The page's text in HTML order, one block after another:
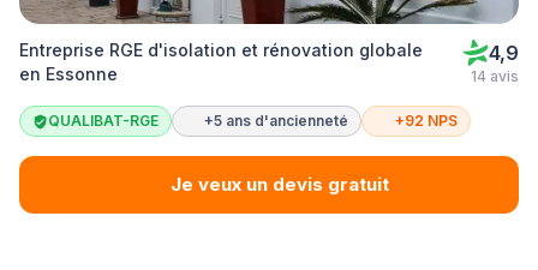
Entreprise RGE d'isolation et rénovation globale
en Essonne
4,9
14 avis
QUALIBAT-RGE +5 ans d'ancienneté +92 NPS
Je veux un devis gratuit